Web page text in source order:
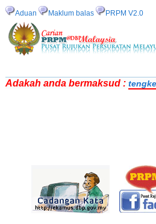
Aduan Maklum balas PRPM V2.0
Adakah anda bermaksud :